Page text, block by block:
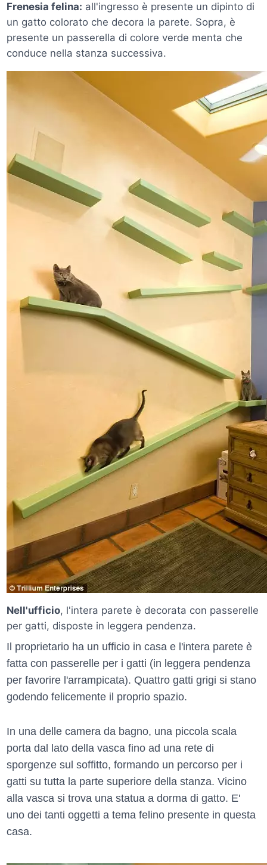
Frenesia felina: all'ingresso è presente un dipinto di
un gatto colorato che decora la parete. Sopra, è
presente un passerella di colore verde menta che
conduce nella stanza successiva.
Nell'ufficio, l'intera parete è decorata con passerelle
per gatti, disposte in leggera pendenza.
Il proprietario ha un ufficio in casa e l'intera parete è
fatta con passerelle per i gatti (in leggera pendenza
per favorire l'arrampicata). Quattro gatti grigi si stano
godendo felicemente il proprio spazio.
In una delle camera da bagno, una piccola scala
porta dal lato della vasca fino ad una rete di
sporgenze sul soffitto, formando un percorso per i
gatti su tutta la parte superiore della stanza. Vicino
alla vasca si trova una statua a dorma di gatto. E'
uno dei tanti oggetti a tema felino presente in questa
casa.